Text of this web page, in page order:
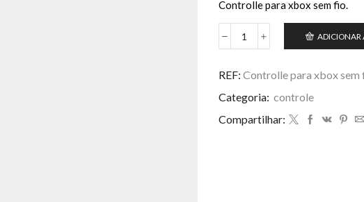
Controlle para xbox sem fio.
Controle
xbox
fio
ADICIONAR
REF: Controlle para xbox sem
Categoria: controle
Compartilhar: